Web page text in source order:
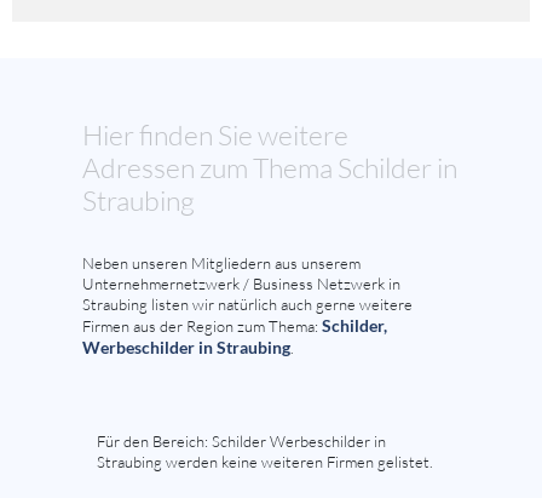
Hier finden Sie weitere
Adressen zum Thema Schilder in
Straubing
Neben unseren Mitgliedern aus unserem
Unternehmernetzwerk / Business Netzwerk in
Straubing listen wir natürlich auch gerne weitere
Firmen aus der Region zum Thema: Schilder,
Werbeschilder in Straubing
Für den Bereich: Schilder Werbeschilder in
Straubing werden keine weiteren Firmen gelistet.